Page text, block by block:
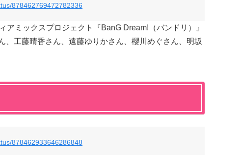
878462769472782336
アミックスプロジェクト『BanG Dream!（バンドリ）』
、工藤晴香さん、遠藤ゆりかさん、櫻川めぐさん、明坂
878462933646286848